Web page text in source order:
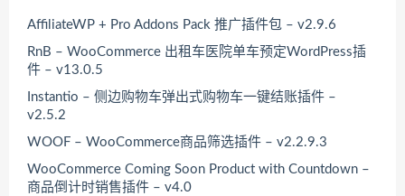
AffiliateWP + Pro Addons Pack 推广插件包 – v2.9.6
RnB – WooCommerce 出租车医院单车预定WordPress插
件 – v13.0.5
Instantio – 侧边购物车弹出式购物车一键结账插件 –
v2.5.2
WOOF – WooCommerce商品筛选插件 – v2.2.9.3
WooCommerce Coming Soon Product with Countdown –
商品倒计时销售插件 – v4.0